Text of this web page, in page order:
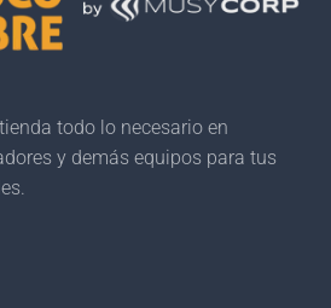
todo lo necesario en
y demás equipos para tus